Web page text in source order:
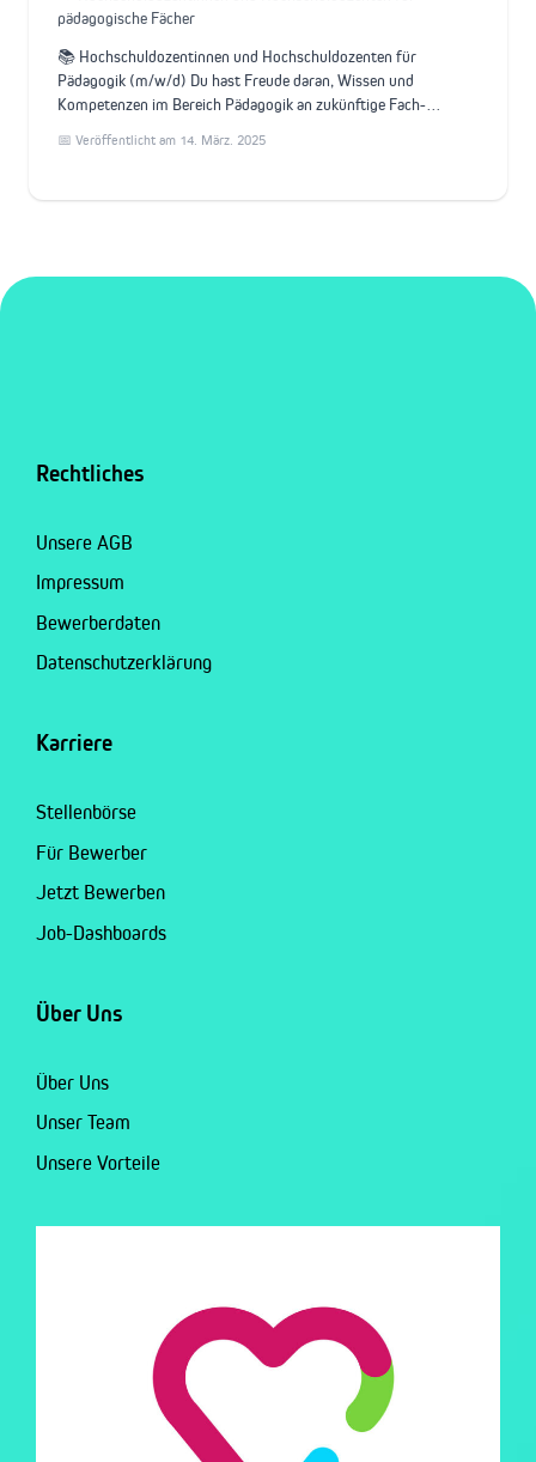
pädagogische Fächer
📚 Hochschuldozentinnen und Hochschuldozenten für
Pädagogik (m/w/d) Du hast Freude daran, Wissen und
Kompetenzen im Bereich Pädagogik an zukünftige Fach-…
📅 Veröffentlicht am 14. März. 2025
Rechtliches
Unsere AGB
Impressum
Bewerberdaten
Datenschutzerklärung
Karriere
Stellenbörse
Für Bewerber
Jetzt Bewerben
Job-Dashboards
Über Uns
Über Uns
Unser Team
Unsere Vorteile